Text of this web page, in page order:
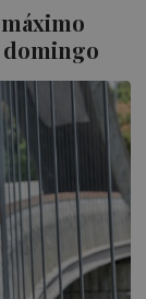
domingo